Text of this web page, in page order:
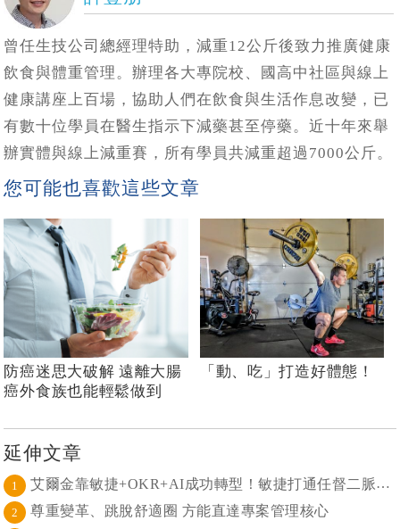
曾任生技公司總經理特助，減重12公斤後致力推廣健康
飲食與體重管理。辦理各大專院校、國高中社區與線上
健康講座上百場，協助人們在飲食與生活作息改變，已
有數十位學員在醫生指示下減藥甚至停藥。近十年來舉
辦實體與線上減重賽，所有學員共減重超過7000公斤。
您可能也喜歡這些文章
防癌迷思大破解 遠離大腸
癌外食族也能輕鬆做到
「動、吃」打造好體態！
延伸文章
1 艾爾金靠敏捷+OKR+AI成功轉型！敏捷打通任督二脈， 避免文化與流程「卡卡」導致溝通無效
2 尊重變革、跳脫舒適圈 方能直達專案管理核心